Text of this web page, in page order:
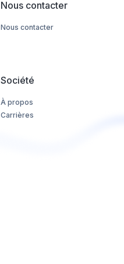
Nous contacter
Nous contacter
Société
À propos
Carrières